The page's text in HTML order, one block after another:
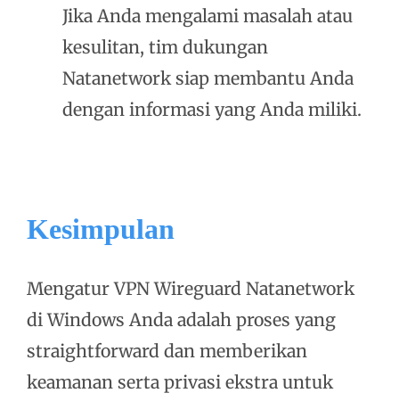
Jika Anda mengalami masalah atau
kesulitan, tim dukungan
Natanetwork siap membantu Anda
dengan informasi yang Anda miliki.
Kesimpulan
Mengatur VPN Wireguard Natanetwork
di Windows Anda adalah proses yang
straightforward dan memberikan
keamanan serta privasi ekstra untuk